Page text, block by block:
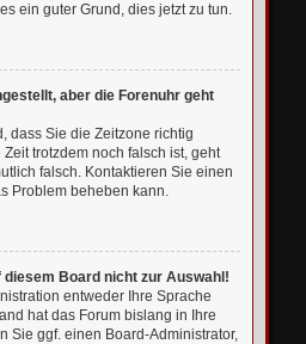
ein guter Grund, dies jetzt zu tun.
aber die Forenuhr geht
dass Sie die Zeitzone richtig
trotzdem noch falsch ist, geht
falsch. Kontaktieren Sie einen
Problem beheben kann.
diesem Board nicht zur Auswahl!
entweder Ihre Sprache
hat das Forum bislang in Ihre
Sie ggf. einen Board-Administrator,